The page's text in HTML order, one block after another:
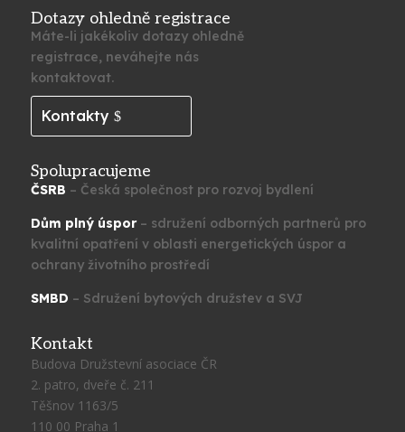
Dotazy ohledně registrace
Máte-li jakékoliv dotazy ohledně
registrace, neváhejte nás
kontaktovat.
Kontakty
Spolupracujeme
ČSRB – Česká společnost pro rozvoj bydlení
Dům plný úspor– sdružení odborných partnerů pro
kvalitní opatření v oblasti energetických úspor a
ochrany životního prostředí
SMBD – Sdružení bytových družstev a SVJ
Kontakt
Budova Družstevní asociace ČR
2. patro, dveře č. 211
Těšnov 1163/5
110 00 Praha 1